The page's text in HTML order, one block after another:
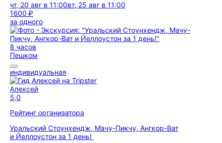
чт, 20 авг в 11:00вт, 25 авг в 11:00
1600 ₽
за одного
8 часов
Пешком
индивидуальная
Алексей
5,0
Рейтинг организатора
Уральский Стоунхендж, Мачу-Пикчу, Ангкор-Ват
и Йеллоустон за 1 день!